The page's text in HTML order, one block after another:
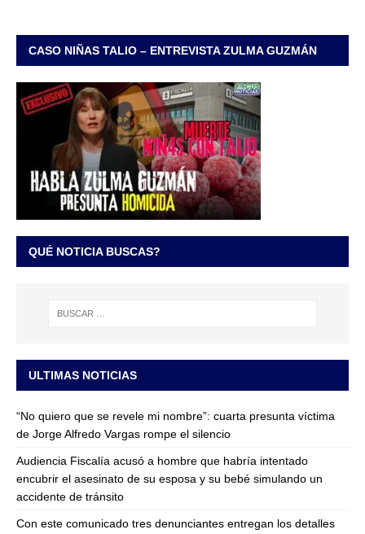
CASO NIÑAS TALIO – ENTREVISTA ZULMA GUZMÁN
QUÉ NOTICIA BUSCAS?
ULTIMAS NOTICIAS
“No quiero que se revele mi nombre”: cuarta presunta víctima
de Jorge Alfredo Vargas rompe el silencio
Audiencia Fiscalía acusó a hombre que habría intentado
encubrir el asesinato de su esposa y su bebé simulando un
accidente de tránsito
Con este comunicado tres denunciantes entregan los detalles